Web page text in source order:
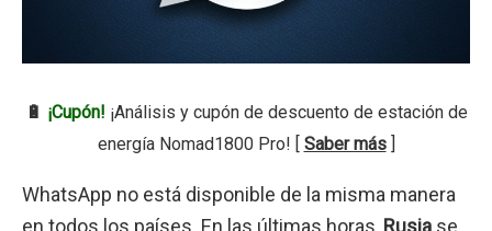
🔋 ¡Cupón! ¡Análisis y cupón de descuento de estación de
energía Nomad1800 Pro! [ Saber más]
WhatsApp no está disponible de la misma manera
en todos los países. En las últimas horas, Rusia se